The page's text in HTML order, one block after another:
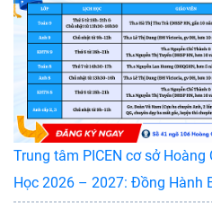
Trung tâm PICEN cơ sở
Học 2026 – 2027: Đồng Hành